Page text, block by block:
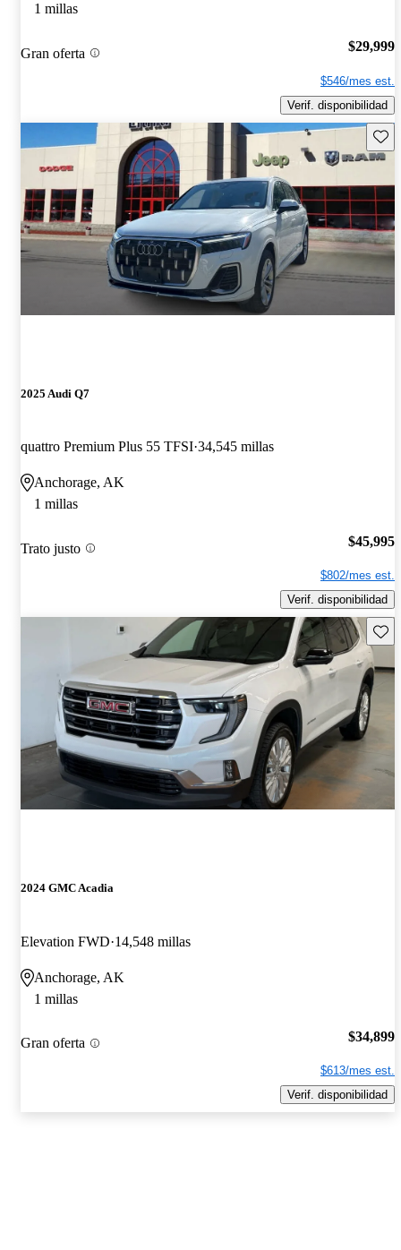
1 millas
Gran oferta $29,999
$546/mes est.
Verif. disponibilidad
2025 Audi Q7
quattro Premium Plus 55 TFSI 34,545 millas
Anchorage, AK
1 millas
Trato justo $45,995
$802/mes est.
Verif. disponibilidad
2024 GMC Acadia
Elevation FWD 14,548 millas
Anchorage, AK
1 millas
Gran oferta $34,899
$613/mes est.
Verif. disponibilidad